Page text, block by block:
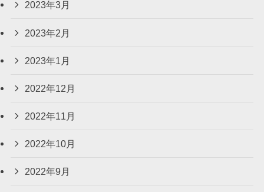
2023年3月
2023年2月
2023年1月
2022年12月
2022年11月
2022年10月
2022年9月